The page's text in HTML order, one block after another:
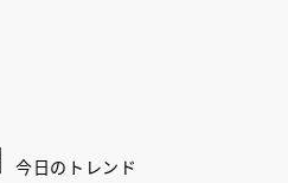
今日のトレンド